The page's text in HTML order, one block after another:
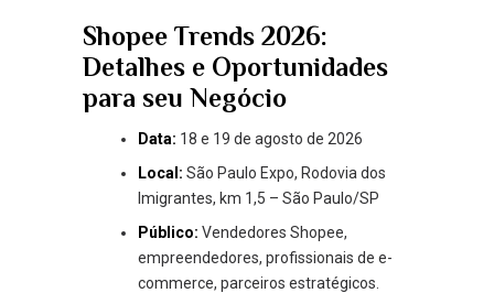
Shopee Trends 2026:
Detalhes e Oportunidades
para seu Negócio
Data: 18 e 19 de agosto de 2026
Local: São Paulo Expo, Rodovia dos
Imigrantes, km 1,5 – São Paulo/SP
Público: Vendedores Shopee,
empreendedores, profissionais de e-
commerce, parceiros estratégicos.